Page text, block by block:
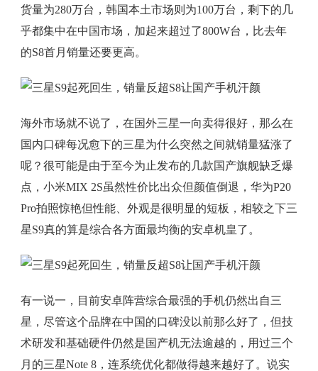
货量为280万台，韩国本土市场则为100万台，剩下的几
乎都集中在中国市场，加起来超过了800W台，比去年
的S8首月销量还要更高。
海外市场就不说了，在国外三星一向卖得很好，那么在
国内口碑每况愈下的三星为什么突然之间就销量猛涨了
呢？很可能是由于至今为止发布的几款国产旗舰缺乏爆
点，小米MIX 2S虽然性价比出众但颜值倒退，华为P20
Pro拍照惊艳但性能、外观是很明显的短板，相较之下三
星S9真的算是综合各方面最均衡的安卓机皇了。
有一说一，目前安卓阵营综合最强的手机仍然出自三
星，尽管这个品牌在中国的口碑没以前那么好了，但技
术研发和基础硬件仍然是国产机无法逾越的，用过三个
月的三星Note 8，连系统优化都做得越来越好了。说实